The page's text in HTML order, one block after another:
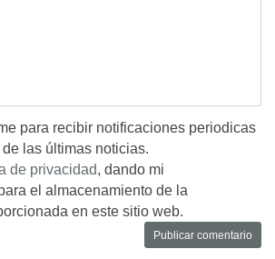
para recibir notificaciones periodicas
las últimas noticias.
de privacidad, dando mi
el almacenamiento de la
en este sitio web.